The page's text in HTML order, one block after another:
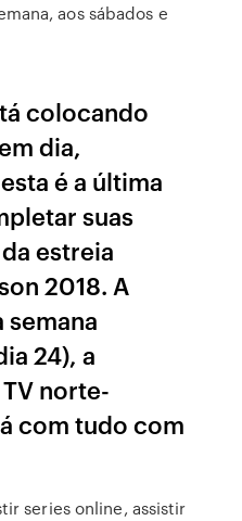
aos sábados e
colocando
dia,
é a última
suas
estreia
2018. A
24), a
norte-
com tudo com
series online, assistir